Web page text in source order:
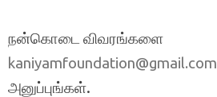
நன்கொடை விவரங்களை
kaniyamfoundation@gmail.com
அனுப்புங்கள்.